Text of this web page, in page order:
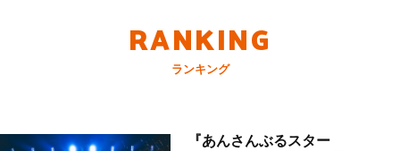
RANKING
ランキング
『あんさんぶるスター